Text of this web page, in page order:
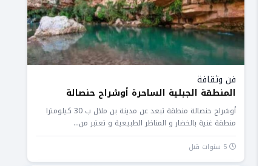
فن وثقافة
المنطقة الجبلية الساحرة أوشراح حنصالة
أوشراح حنصالة منطقة تبعد عن مدينة بن ملال ب 30 كيلومترا
منطقة غنية بالخضار و المناظر الطبيعية و تعتبر من...